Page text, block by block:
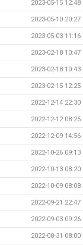
2023-05-15 12:48
2023-05-10 20:27
2023-05-03 11:16
2023-02-18 10:47
2023-02-18 10:43
2023-02-15 12:25
2022-12-14 22:30
2022-12-12 08:25
2022-12-09 14:56
2022-10-26 09:13
2022-10-13 08:20
2022-10-09 08:08
2022-09-21 22:47
2022-09-03 09:26
2022-08-31 08:00